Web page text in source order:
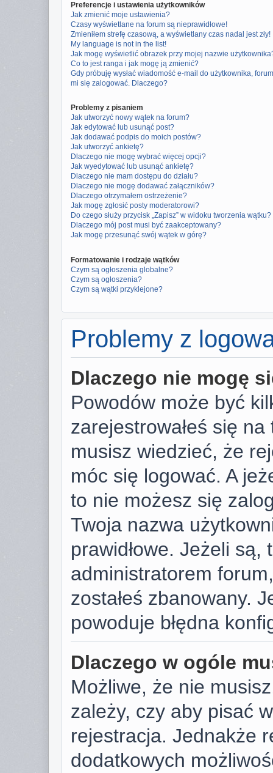
Preferencje i ustawienia użytkowników
Jak zmienić moje ustawienia?
Czasy wyświetlane na forum są nieprawidłowe!
Zmieniłem strefę czasową, a wyświetlany czas nadal jest zły!
My language is not in the list!
Jak mogę wyświetlić obrazek przy mojej nazwie
Co to jest ranga i jak mogę ją zmienić?
Gdy próbuję wysłać wiadomość e-mail do użytkownika,
mi się zalogować. Dlaczego?
Problemy z pisaniem
Jak utworzyć nowy wątek na forum?
Jak edytować lub usunąć post?
Jak dodawać podpis do moich postów?
Jak utworzyć ankietę?
Dlaczego nie mogę wybrać więcej opcji?
Jak wyedytować lub usunąć ankietę?
Dlaczego nie mam dostępu do działu?
Dlaczego nie mogę dodawać załączników?
Dlaczego otrzymałem ostrzeżenie?
Jak mogę zgłosić posty moderatorowi?
Do czego służy przycisk „Zapisz” w widoku tworzenia wątku?
Dlaczego mój post musi być zaakceptowany?
Jak mogę przesunąć swój wątek w górę?
Formatowanie i rodzaje wątków
Czym są ogłoszenia globalne?
Czym są ogłoszenia?
Czym są wątki przyklejone?
Problemy z
Dlaczego nie mogę
Powodów może być
zarejestrowałeś się
musisz wiedzieć, że
móc się logować. A
to nie możesz się
Twoja nazwa
prawidłowe. Jeżeli są,
administratorem
zostałeś zbanowany.
powoduje błędna
Dlaczego w ogóle
Możliwe, że nie
zależy, czy aby pisać
rejestracja. Jednakże
dodatkowych